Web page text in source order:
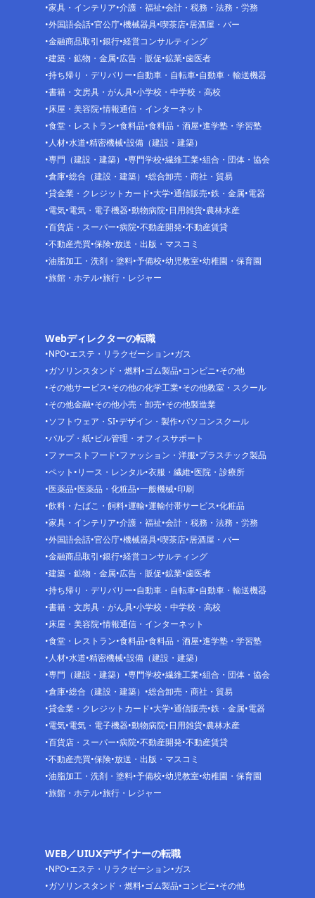
家具・インテリア 介護・福祉 会計・税務・法務・労務
外国語会話 官公庁 機械器具 喫茶店 居酒屋・バー
金融商品取引 銀行 経営コンサルティング
建築・鉱物・金属 広告・販促 鉱業 歯医者
持ち帰り・デリバリー 自動車・自転車 自動車・輸送機器
書籍・文房具・がん具 小学校・中学校・高校
床屋・美容院 情報通信・インターネット
食堂・レストラン 食料品 食料品・酒屋 進学塾・学習塾
人材 水道 精密機械 設備（建設・建築）
専門（建設・建築）
専門学校 繊維工業 組合・団体・協会
倉庫 総合（建設・建築）
総合卸売・商社・貿易
貸金業・クレジットカード 大学 通信販売 鉄・金属 電器
電気 電気・電子機器 動物病院 日用雑貨 農林水産
百貨店・スーパー 病院 不動産開発 不動産賃貸
不動産売買 保険 放送・出版・マスコミ
油脂加工・洗剤・塗料 予備校 幼児教室 幼稚園・保育園
旅館・ホテル 旅行・レジャー
Webディレクターの転職
NPO エステ・リラクゼーション ガス
ガソリンスタンド・燃料 ゴム製品 コンビニ その他
その他サービス その他の化学工業 その他教室・スクール
その他金融 その他小売・卸売 その他製造業
ソフトウェア・SI デザイン・製作 パソコンスクール
パルプ・紙 ビル管理・オフィスサポート
ファーストフード ファッション・洋服 プラスチック製品
ペット リース・レンタル 衣服・繊維 医院・診療所
医薬品 医薬品・化粧品 一般機械 印刷
飲料・たばこ・飼料 運輸 運輸付帯サービス 化粧品
家具・インテリア 介護・福祉 会計・税務・法務・労務
外国語会話 官公庁 機械器具 喫茶店 居酒屋・バー
金融商品取引 銀行 経営コンサルティング
建築・鉱物・金属 広告・販促 鉱業 歯医者
持ち帰り・デリバリー 自動車・自転車 自動車・輸送機器
書籍・文房具・がん具 小学校・中学校・高校
床屋・美容院 情報通信・インターネット
食堂・レストラン 食料品 食料品・酒屋 進学塾・学習塾
人材 水道 精密機械 設備（建設・建築）
専門（建設・建築）
専門学校 繊維工業 組合・団体・協会
倉庫 総合（建設・建築）
総合卸売・商社・貿易
貸金業・クレジットカード 大学 通信販売 鉄・金属 電器
電気 電気・電子機器 動物病院 日用雑貨 農林水産
百貨店・スーパー 病院 不動産開発 不動産賃貸
不動産売買 保険 放送・出版・マスコミ
油脂加工・洗剤・塗料 予備校 幼児教室 幼稚園・保育園
旅館・ホテル 旅行・レジャー
WEB／UIUXデザイナーの転職
NPO エステ・リラクゼーション ガス
ガソリンスタンド・燃料 ゴム製品 コンビニ その他